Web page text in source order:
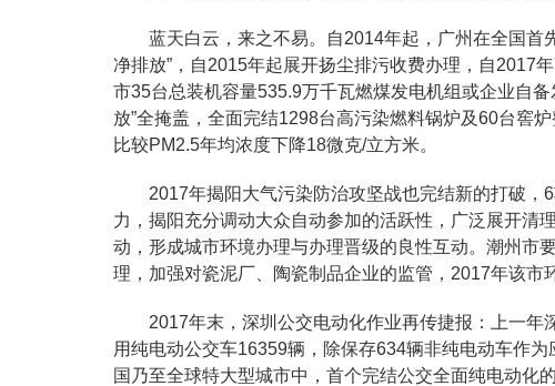
蓝天白云，来之不易。自2014年起，广州在全国首
净排放”，自2015年起展开扬尘排污收费办理，自2017
市35台总装机容量535.9万千瓦燃煤发电机组或企业自
放”全掩盖，全面完结1298台高污染燃料锅炉及60台窖
比较PM2.5年均浓度下降18微克/立方米。
2017年揭阳大气污染防治攻坚战也完结新的打破，
力，揭阳充分调动大众自动参加的活跃性，广泛展开清
动，形成城市环境办理与办理晋级的良性互动。潮州市
理，加强对瓷泥厂、陶瓷制品企业的监管，2017年该市
2017年末，深圳公交电动化作业再传捷报：上一
用纯电动公交车16359辆，除保存634辆非纯电动车作
国乃至全球特大型城市中，首个完结公交全面纯电动化的